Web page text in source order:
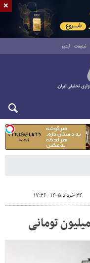
تبلیغات آرشیو
۲۴ خرداد ۱۴۰۵ - ۱۷:۲۶
×